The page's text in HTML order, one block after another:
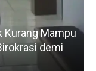
Kurang Mampu
demi